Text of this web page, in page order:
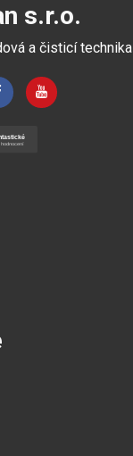
s.r.o.
a čisticí technika